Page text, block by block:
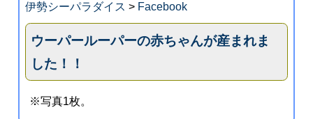
伊勢シーパラダイス > Facebook
ウーパールーパーの赤ちゃんが産まれま
した！！
※写真1枚。